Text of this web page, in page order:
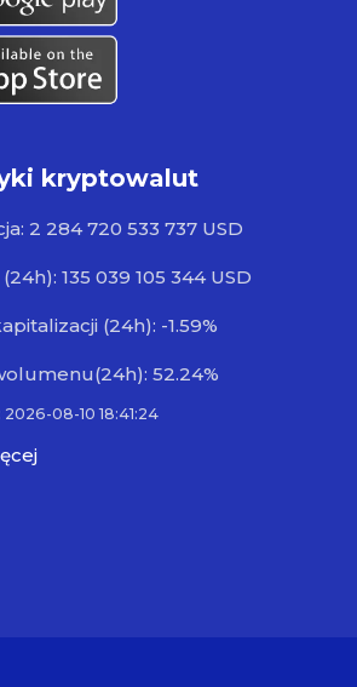
kryptowalut
2 284 720 533 737 USD
135 039 105 344 USD
(24h): -1.59%
52.24%
08-10 18:41:24